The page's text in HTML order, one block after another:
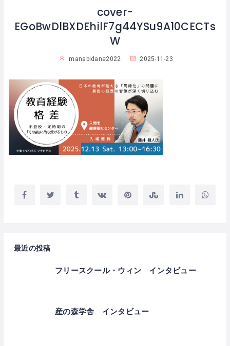
cover-
EGoBwDlBXDEhilF7g44YSu9A10CECTs
W
manabidane2022 2025-11-23
最近の投稿
フリースクール・ウィン インタビュー
産の森学舎 インタビュー